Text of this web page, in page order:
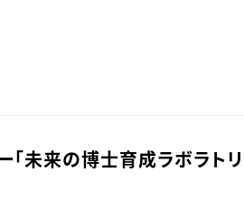
未来の博士育成ラボラトリ